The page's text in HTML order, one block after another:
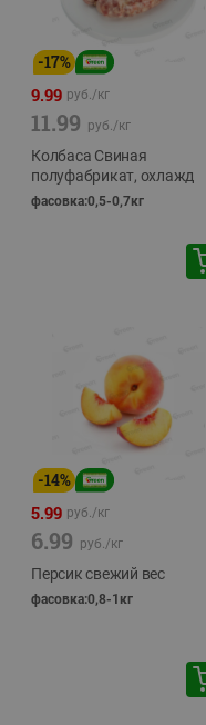
-17%
9.99 руб./кг
11.99 руб./кг
Колбаса Свиная
полуфабрикат, охлажд
фасовка:0,5-0,7кг
-14%
5.99 руб./кг
6.99 руб./кг
Персик свежий вес
фасовка:0,8-1кг